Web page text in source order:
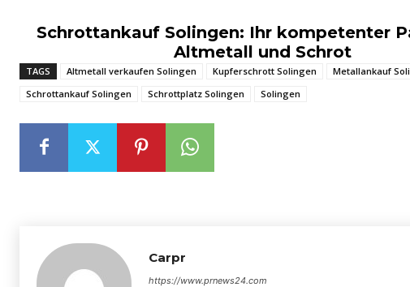
Schrottankauf Solingen: Ihr kompetenter
Altmetall und Schrot
TAGS Altmetall verkaufen Solingen Kupferschrott Solingen Metallankauf
Schrottankauf Solingen
Schrottplatz Solingen Solingen
Carpr
https://www.prnews24.com